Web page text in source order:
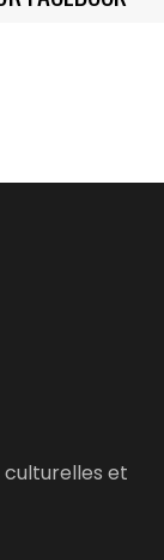
culturelles et